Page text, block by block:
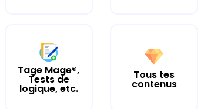
Tage Mage®,
Tests de
logique, etc.
Tous tes
contenus